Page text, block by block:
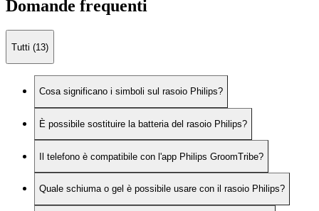
Domande frequenti
Tutti (13)
Cosa significano i simboli sul rasoio Philips?
È possibile sostituire la batteria del rasoio Philips?
Il telefono è compatibile con l'app Philips GroomTribe?
Quale schiuma o gel è possibile usare con il rasoio Philips?